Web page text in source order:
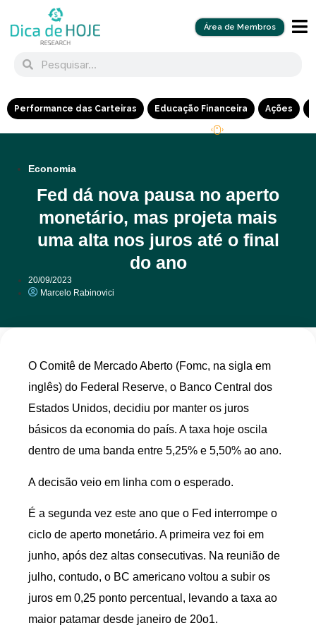
Área de Membros
Performance das Carteiras Educação Financeira Ações
Economia
Fed dá nova pausa no aperto
monetário, mas projeta mais
uma alta nos juros até o final
do ano
20/09/2023
Marcelo Rabinovici
O Comitê de Mercado Aberto (Fomc, na sigla em
inglês) do Federal Reserve, o Banco Central dos
Estados Unidos, decidiu por manter os juros
básicos da economia do país. A taxa hoje oscila
dentro de uma banda entre 5,25% e 5,50% ao ano.
A decisão veio em linha com o esperado.
É a segunda vez este ano que o Fed interrompe o
ciclo de aperto monetário. A primeira vez foi em
junho, após dez altas consecutivas. Na reunião de
julho, contudo, o BC americano voltou a subir os
juros em 0,25 ponto percentual, levando a taxa ao
maior patamar desde janeiro de 20o1.